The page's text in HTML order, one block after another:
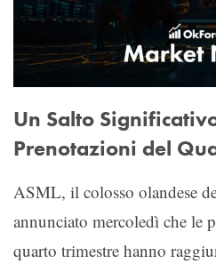
Un Salto
Prenotazioni del
ASML, il colosso olandese
annunciato mercoledì che le
quarto trimestre hanno